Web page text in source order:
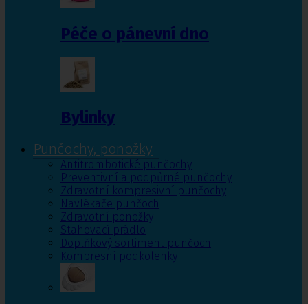
Péče o pánevní dno
Bylinky
Punčochy, ponožky
Antitrombotické punčochy
Preventivní a podpůrné punčochy
Zdravotní kompresivní punčochy
Navlékače punčoch
Zdravotní ponožky
Stahovací prádlo
Doplňkový sortiment punčoch
Kompresní podkolenky